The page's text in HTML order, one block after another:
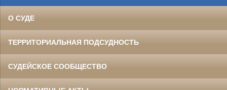
О СУДЕ
ТЕРРИТОРИАЛЬНАЯ ПОДСУДНОСТЬ
СУДЕЙСКОЕ СООБЩЕСТВО